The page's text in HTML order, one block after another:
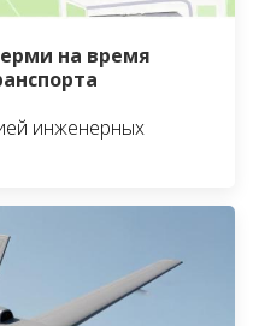
на время
инженерных